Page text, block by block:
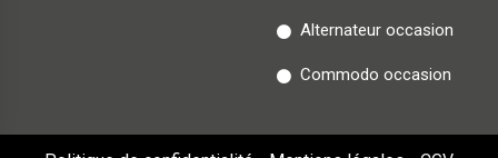
Alternateur occasion
Commodo occasion